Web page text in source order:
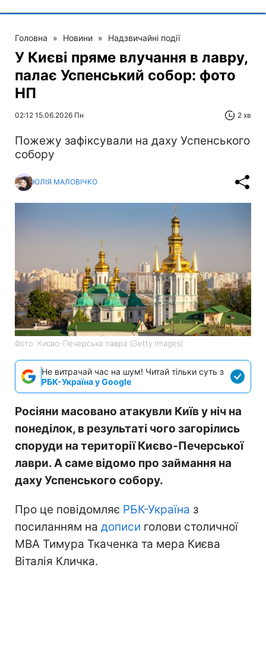
Головна » Новини » Надзвичайні події
У Києві пряме влучання в лавру,
палає Успенський собор: фото
НП
02:12 15.06.2026 Пн 2 хв
Пожежу зафіксували на даху Успенського
собору
ЮЛІЯ МАЛОВІЧКО
Фото: Києво-Печерська лавра (Getty Images)
Не витрачай час на шум! Читай тільки суть з
РБК-Україна у Google
Росіяни масовано атакувли Київ у ніч на
понеділок, в результаті чого загорілись
споруди на території Києво-Печерської
лаври. А саме відомо про займання на
даху Успенського собору.
Про це повідомляє РБК-Україна з
посиланням на дописи голови столичної
МВА Тимура Ткаченка та мера Києва
Віталія Кличка.